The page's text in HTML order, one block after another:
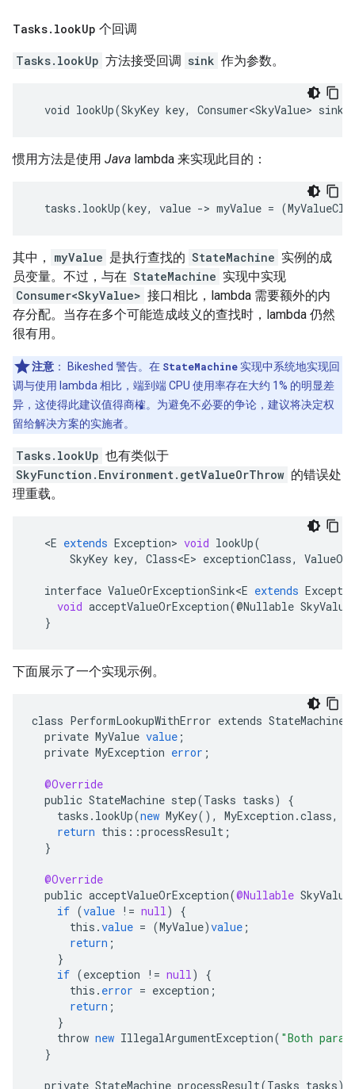
Tasks. lookUp 个回调
Tasks.lookUp 方法接受回调 sink 作为参数。
惯用方法是使用 Java lambda 来实现此目的：
其中， myValue 是执行查找的 StateMachine 实例的成
员变量。不过，与在 StateMachine 实现中实现
Consumer<SkyValue> 接口相比，lambda 需要额外的内
存分配。当存在多个可能造成歧义的查找时，lambda 仍然
很有用。
注意 ： Bikeshed 警告。在 StateMachine 实现中系统地实现回
调与使用 lambda 相比，端到端 CPU 使用率存在大约 1% 的明显差
异，这使得此建议值得商榷。为避免不必要的争论，建议将决定权
留给解决方案的实施者。
Tasks.lookUp 也有类似于
SkyFunction.Environment.getValueOrThrow 的错误处
理重载。
<E extends Exception> void lookUp(
SkyKey key, Class<E> exceptionClass,
interface ValueOrExceptionSink<E extends
void acceptValueOrException(@Nullable SkyValue
}
下面展示了一个实现示例。
class PerformLookupWithError extends StateMachine
private MyValue value ;
private MyException error ;
@Override
public StateMachine step(Tasks tasks)
{
tasks . lookUp(new MyKey(), MyException .class,
return this ::processResult ;
}
@Override
public acceptValueOrException(@Nullable SkyValue
if (value != null)
{
this .value = (MyValue)value ;
return ;
}
if (exception != null)
{
this . error = exception ;
return ;
}
throw new IllegalArgumentException( "Both
}
private StateMachine processResult(Tasks tasks)